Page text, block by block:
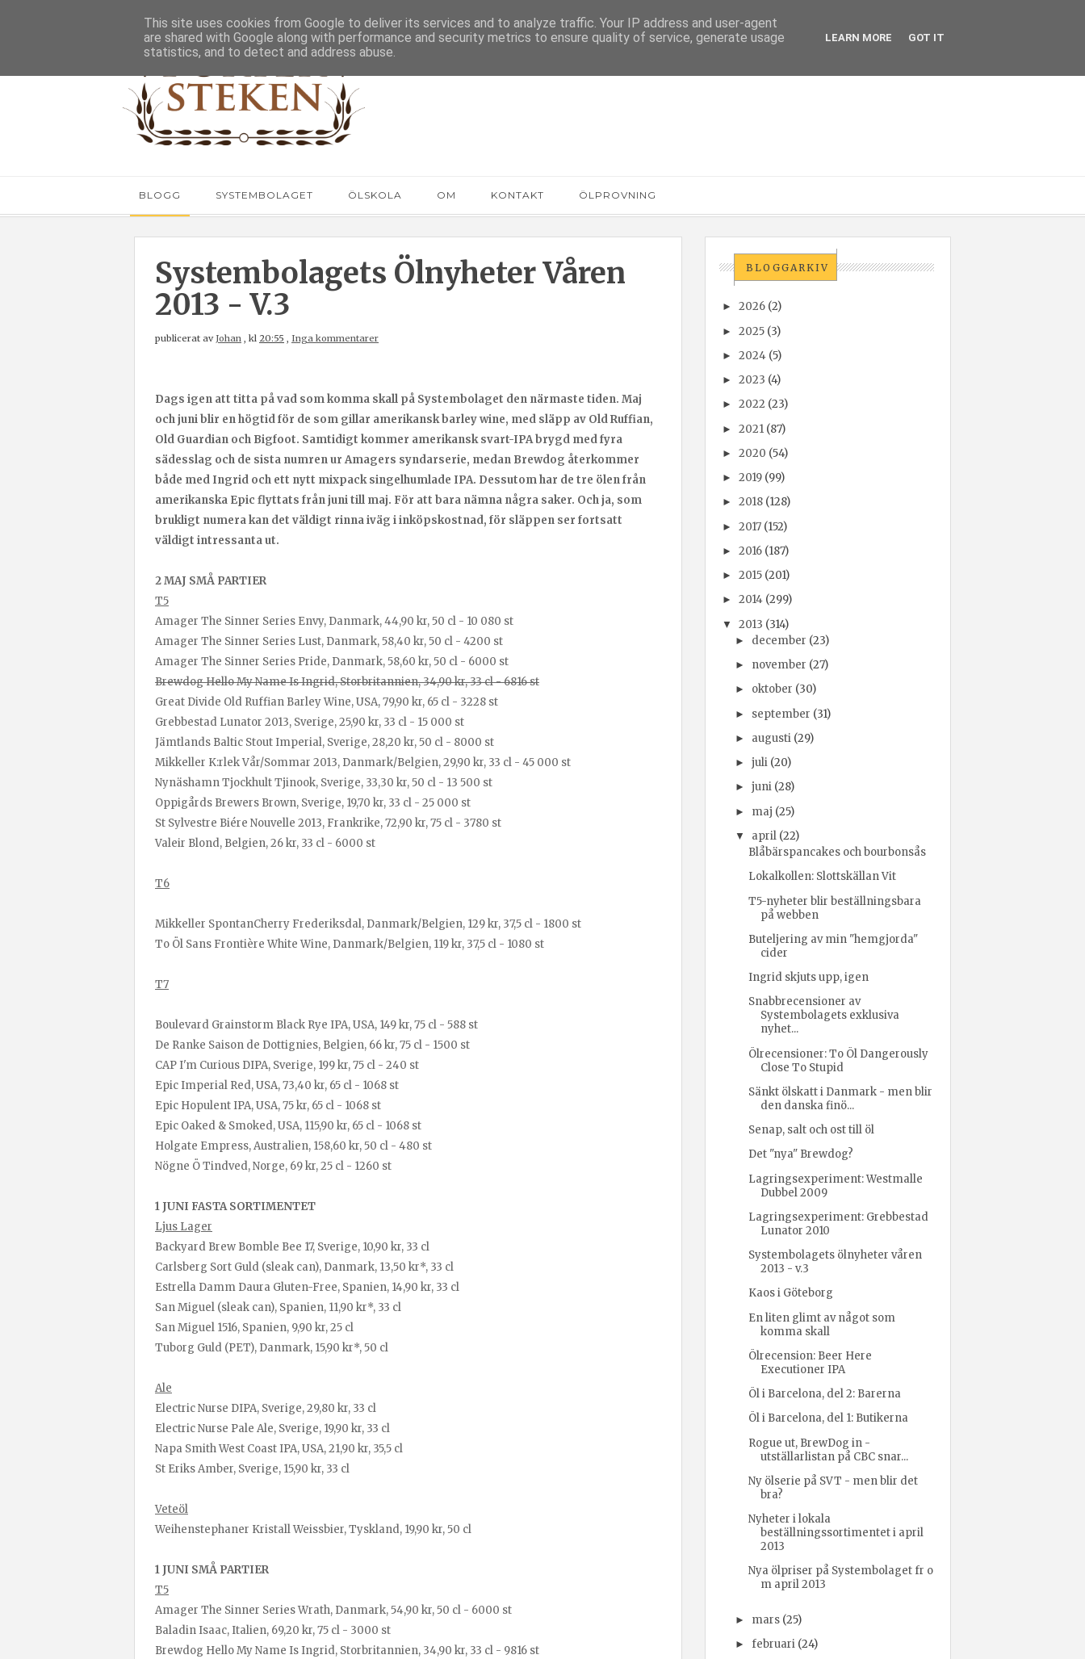
BLOGG SYSTEMBOLAGET ÖLSKOLA OM KONTAKT ÖLPROVNING
Systembolagets Ölnyheter Våren
2013 - V.3
publicerat avJohan , kl 20:55 , Inga kommentarer
Dags igen att titta på vad som komma skall på Systembolaget den närmaste tiden. Maj
och juni blir en högtid för de som gillar amerikansk barley wine, med släpp av Old Ruffian,
Old Guardian och Bigfoot. Samtidigt kommer amerikansk svart-IPA brygd med fyra
sädesslag och de sista numren ur Amagers syndarserie, medan Brewdog återkommer
både med Ingrid och ett nytt mixpack singelhumlade IPA. Dessutom har de tre ölen från
amerikanska Epic flyttats från juni till maj. För att bara nämna några saker. Och ja, som
brukligt numera kan det väldigt rinna iväg i inköpskostnad, för släppen ser fortsatt
väldigt intressanta ut.
2 MAJ SMÅ PARTIER
T5
Amager The Sinner Series Envy, Danmark, 44,90 kr, 50 cl - 10 080 st
Amager The Sinner Series Lust, Danmark, 58,40 kr, 50 cl - 4200 st
Amager The Sinner Series Pride, Danmark, 58,60 kr, 50 cl - 6000 st
Brewdog Hello My Name Is Ingrid, Storbritannien, 34,90 kr, 33 cl - 6816 st
Great Divide Old Ruffian Barley Wine, USA, 79,90 kr, 65 cl - 3228 st
Grebbestad Lunator 2013, Sverige, 25,90 kr, 33 cl - 15 000 st
Jämtlands Baltic Stout Imperial, Sverige, 28,20 kr, 50 cl - 8000 st
Mikkeller K:rlek Vår/Sommar 2013, Danmark/Belgien, 29,90 kr, 33 cl - 45 000 st
Nynäshamn Tjockhult Tjinook, Sverige, 33,30 kr, 50 cl - 13 500 st
Oppigårds Brewers Brown, Sverige, 19,70 kr, 33 cl - 25 000 st
St Sylvestre Biére Nouvelle 2013, Frankrike, 72,90 kr, 75 cl - 3780 st
Valeir Blond, Belgien, 26 kr, 33 cl - 6000 st
T6
Mikkeller SpontanCherry Frederiksdal, Danmark/Belgien, 129 kr, 37,5 cl - 1800 st
To Öl Sans Frontière White Wine, Danmark/Belgien, 119 kr, 37,5 cl - 1080 st
T7
Boulevard Grainstorm Black Rye IPA, USA, 149 kr, 75 cl - 588 st
De Ranke Saison de Dottignies, Belgien, 66 kr, 75 cl - 1500 st
CAP I'm Curious DIPA, Sverige, 199 kr, 75 cl - 240 st
Epic Imperial Red, USA, 73,40 kr, 65 cl - 1068 st
Epic Hopulent IPA, USA, 75 kr, 65 cl - 1068 st
Epic Oaked & Smoked, USA, 115,90 kr, 65 cl - 1068 st
Holgate Empress, Australien, 158,60 kr, 50 cl - 480 st
Nögne Ö Tindved, Norge, 69 kr, 25 cl - 1260 st
1 JUNI FASTA SORTIMENTET
Ljus Lager
Backyard Brew Bomble Bee 17, Sverige, 10,90 kr, 33 cl
Carlsberg Sort Guld (sleak can), Danmark, 13,50 kr*, 33 cl
Estrella Damm Daura Gluten-Free, Spanien, 14,90 kr, 33 cl
San Miguel (sleak can), Spanien, 11,90 kr*, 33 cl
San Miguel 1516, Spanien, 9,90 kr, 25 cl
Tuborg Guld (PET), Danmark, 15,90 kr*, 50 cl
Ale
Electric Nurse DIPA, Sverige, 29,80 kr, 33 cl
Electric Nurse Pale Ale, Sverige, 19,90 kr, 33 cl
Napa Smith West Coast IPA, USA, 21,90 kr, 35,5 cl
St Eriks Amber, Sverige, 15,90 kr, 33 cl
Veteöl
Weihenstephaner Kristall Weissbier, Tyskland, 19,90 kr, 50 cl
1 JUNI SMÅ PARTIER
T5
Amager The Sinner Series Wrath, Danmark, 54,90 kr, 50 cl - 6000 st
Baladin Isaac, Italien, 69,20 kr, 75 cl - 3000 st
Brewdog Hello My Name Is Ingrid, Storbritannien, 34,90 kr, 33 cl - 9816 st
BLOGGARKIV
►2026 (2)
►2025 (3)
►2024 (5)
►2023 (4)
►2022 (23)
►2021 (87)
►2020 (54)
►2019 (99)
►2018 (128)
►2017 (152)
►2016 (187)
►2015 (201)
►2014 (299)
▼ 2013 (314)
► december (23)
► november (27)
► oktober (30)
► september (31)
► augusti (29)
► juli (20)
► juni (28)
► maj (25)
▼ april (22)
Blåbärspancakes och bourbonsås
Lokalkollen: Slottskällan Vit
T5-nyheter blir beställningsbara
på webben
Buteljering av min "hemgjorda"
cider
Ingrid skjuts upp, igen
Snabbrecensioner av
Systembolagets exklusiva
nyhet...
Ölrecensioner: To Öl Dangerously
Close To Stupid
Sänkt ölskatt i Danmark - men blir
den danska finö...
Senap, salt och ost till öl
Det "nya" Brewdog?
Lagringsexperiment: Westmalle
Dubbel 2009
Lagringsexperiment: Grebbestad
Lunator 2010
Systembolagets ölnyheter våren
2013 - v.3
Kaos i Göteborg
En liten glimt av något som
komma skall
Ölrecension: Beer Here
Executioner IPA
Öl i Barcelona, del 2: Barerna
Öl i Barcelona, del 1: Butikerna
Rogue ut, BrewDog in -
utställarlistan på CBC snar...
Ny ölserie på SVT - men blir det
bra?
Nyheter i lokala
beställningssortimentet i april
2013
Nya ölpriser på Systembolaget fr o
m april 2013
► mars (25)
► februari (24)
This site uses cookies from Google to deliver its services and to analyze traffic. Your IP address and user-agent
are shared with Google along with performance and security metrics to ensure quality of service, generate usage
statistics, and to detect and address abuse.
LEARN MORE GOT IT